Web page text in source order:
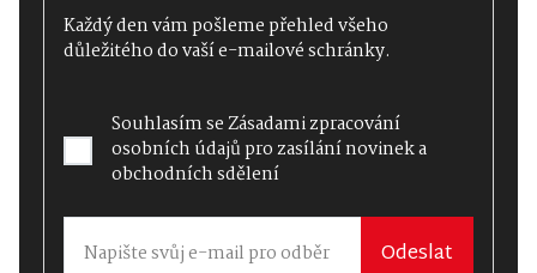
Každý den vám pošleme přehled všeho
důležitého do vaší e-mailové schránky.
Souhlasím seZásadami zpracování
osobních údajůpro zasílání novinek a
obchodních sdělení
Odeslat